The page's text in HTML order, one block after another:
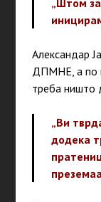
„Штом
Александар
ДПМНЕ, а по
треба ништо
„Ви
додека